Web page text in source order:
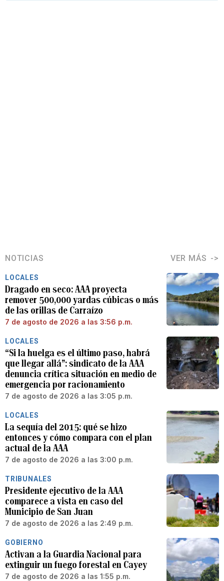
NOTICIAS VER MÁS
LOCALES
Dragado en seco: AAA proyecta
remover 500,000 yardas cúbicas o más
de las orillas de Carraízo
7 de agosto de 2026 a las 3:56 p.m.
LOCALES
“Si la huelga es el último paso, habrá
que llegar allá”: sindicato de la AAA
denuncia crítica situación en medio de
emergencia por racionamiento
7 de agosto de 2026 a las 3:05 p.m.
LOCALES
La sequía del 2015: qué se hizo
entonces y cómo compara con el plan
actual de la AAA
7 de agosto de 2026 a las 3:00 p.m.
TRIBUNALES
Presidente ejecutivo de la AAA
comparece a vista en caso del
Municipio de San Juan
7 de agosto de 2026 a las 2:49 p.m.
GOBIERNO
Activan a la Guardia Nacional para
extinguir un fuego forestal en Cayey
7 de agosto de 2026 a las 1:55 p.m.